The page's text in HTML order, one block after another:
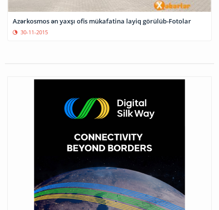
Azərkosmos ən yaxşı ofis mükafatina layiq görülüb-Fotolar
30-11-2015